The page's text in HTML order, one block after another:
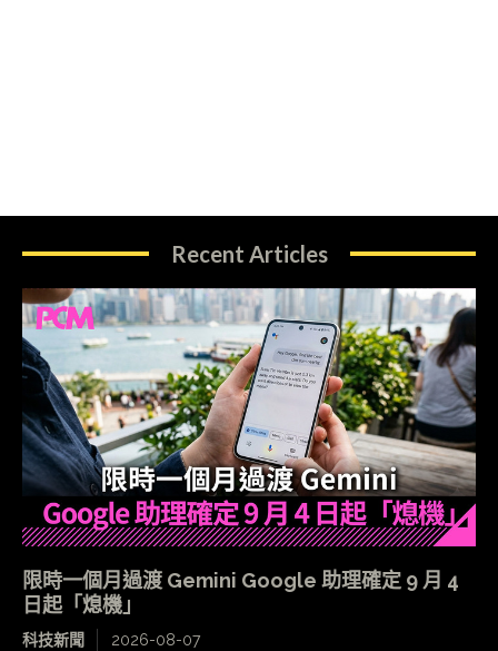
Recent Articles
限時一個月過渡 Gemini Google 助理確定 9 月 4
日起「熄機」
科技新聞 2026-08-07